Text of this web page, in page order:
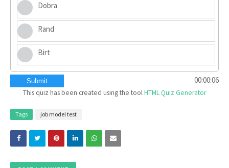
Dobra
Rand
Birt
Submit 00:00:07
This quiz has been created using the toolHTML Quiz Generator
Tags job model test